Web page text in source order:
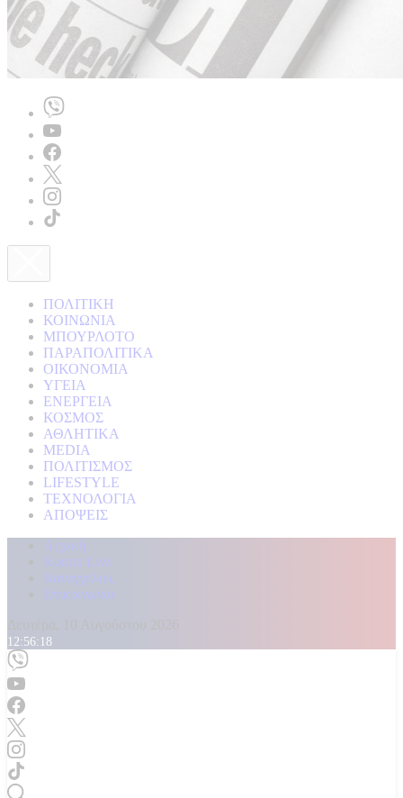
ΠΟΛΙΤΙΚΗ
ΚΟΙΝΩΝΙΑ
ΜΠΟΥΡΛΟΤΟ
ΠΑΡΑΠΟΛΙΤΙΚΑ
ΟΙΚΟΝΟΜΙΑ
ΥΓΕΙΑ
ΕΝΕΡΓΕΙΑ
ΚΟΣΜΟΣ
ΑΘΛΗΤΙΚΑ
MEDIA
ΠΟΛΙΤΙΣΜΟΣ
LIFESTYLE
ΤΕΧΝΟΛΟΓΙΑ
ΑΠΟΨΕΙΣ
Αρχική
Kontra Live
Καταγγελίες
Επικοινωνία
12:56:19